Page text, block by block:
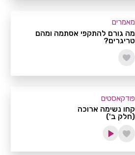
מאמרים
מה גורם להתקפי אסתמה ומהם
טריגרים?
פודקאסטים
קחו נשימה ארוכה
(חלק ב')